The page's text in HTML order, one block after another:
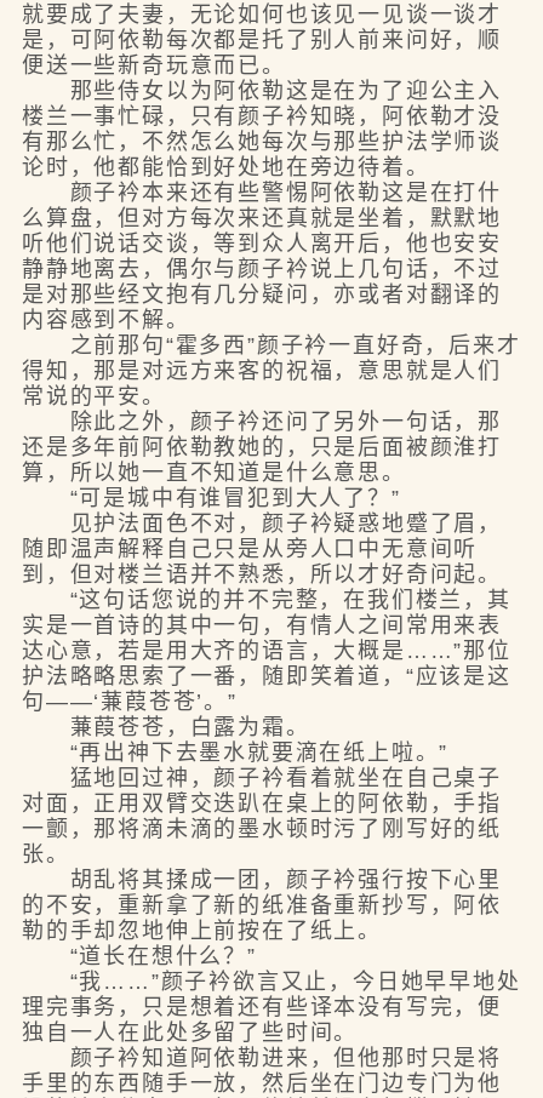
就要成了夫妻，无论如何也该见一见谈一谈才
是，可阿依勒每次都是托了别人前来问好，顺
便送一些新奇玩意而已。
那些侍女以为阿依勒这是在为了迎公主入
楼兰一事忙碌，只有颜子衿知晓，阿依勒才没
有那么忙，不然怎么她每次与那些护法学师谈
论时，他都能恰到好处地在旁边待着。
颜子衿本来还有些警惕阿依勒这是在打什
么算盘，但对方每次来还真就是坐着，默默地
听他们说话交谈，等到众人离开后，他也安安
静静地离去，偶尔与颜子衿说上几句话，不过
是对那些经文抱有几分疑问，亦或者对翻译的
内容感到不解。
之前那句“霍多西”颜子衿一直好奇，后来才
得知，那是对远方来客的祝福，意思就是人们
常说的平安。
除此之外，颜子衿还问了另外一句话，那
还是多年前阿依勒教她的，只是后面被颜淮打
算，所以她一直不知道是什么意思。
“可是城中有谁冒犯到大人了？”
见护法面色不对，颜子衿疑惑地蹙了眉，
随即温声解释自己只是从旁人口中无意间听
到，但对楼兰语并不熟悉，所以才好奇问起。
“这句话您说的并不完整，在我们楼兰，其
实是一首诗的其中一句，有情人之间常用来表
达心意，若是用大齐的语言，大概是……”那位
护法略略思索了一番，随即笑着道，“应该是这
句——‘蒹葭苍苍’。”
蒹葭苍苍，白露为霜。
“再出神下去墨水就要滴在纸上啦。”
猛地回过神，颜子衿看着就坐在自己桌子
对面，正用双臂交迭趴在桌上的阿依勒，手指
一颤，那将滴未滴的墨水顿时污了刚写好的纸
张。
胡乱将其揉成一团，颜子衿强行按下心里
的不安，重新拿了新的纸准备重新抄写，阿依
勒的手却忽地伸上前按在了纸上。
“道长在想什么？”
“我……”颜子衿欲言又止，今日她早早地处
理完事务，只是想着还有些译本没有写完，便
独自一人在此处多留了些时间。
颜子衿知道阿依勒进来，但他那时只是将
手里的东西随手一放，然后坐在门边专门为他